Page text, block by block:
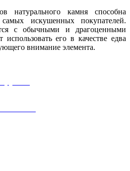
натурального камня способна
самых искушенных покупателей.
с обычными и драгоценными
использовать его в качестве едва
внимание элемента.